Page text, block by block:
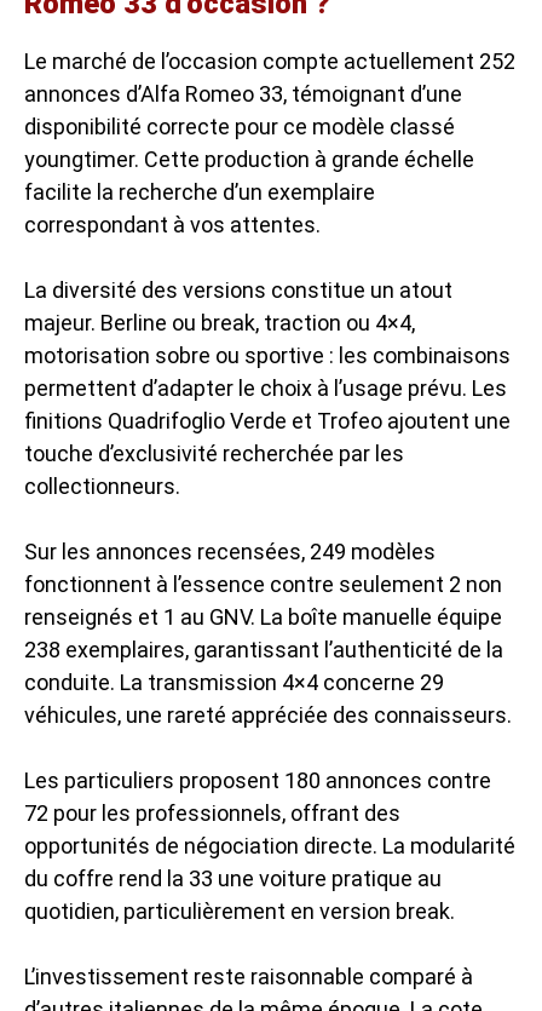
Le marché de l’occasion compte actuellement 252
annonces d’Alfa Romeo 33, témoignant d’une
disponibilité correcte pour ce modèle classé
youngtimer. Cette production à grande échelle
facilite la recherche d’un exemplaire
correspondant à vos attentes.
La diversité des versions constitue un atout
majeur. Berline ou break, traction ou 4×4,
motorisation sobre ou sportive : les combinaisons
permettent d’adapter le choix à l’usage prévu. Les
finitions Quadrifoglio Verde et Trofeo ajoutent une
touche d’exclusivité recherchée par les
collectionneurs.
Sur les annonces recensées, 249 modèles
fonctionnent à l’essence contre seulement 2 non
renseignés et 1 au GNV. La boîte manuelle équipe
238 exemplaires, garantissant l’authenticité de la
conduite. La transmission 4×4 concerne 29
véhicules, une rareté appréciée des connaisseurs.
Les particuliers proposent 180 annonces contre
72 pour les professionnels, offrant des
opportunités de négociation directe. La modularité
du coffre rend la 33 une voiture pratique au
quotidien, particulièrement en version break.
L’investissement reste raisonnable comparé à